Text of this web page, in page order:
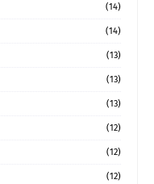
(14)
(14)
(13)
(13)
(13)
(12)
(12)
(12)